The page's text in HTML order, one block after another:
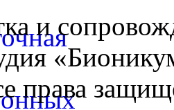
и
права